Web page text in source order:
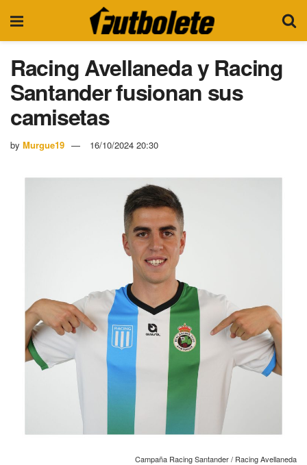
Racing Avellaneda y Racing
Santander fusionan sus
camisetas
by Murgue19 16/10/2024 20:30
Campaña Racing Santander / Racing Avellaneda